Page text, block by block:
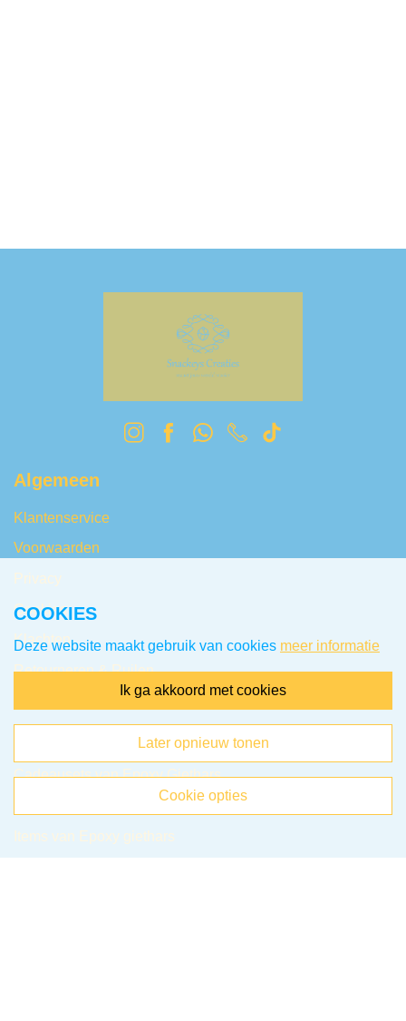
Algemeen
Klantenservice
Voorwaarden
Privacy
Cookies
Klachten
Retourneren & Ruilen
Cadeausets van Epoxy Giethars
Sieraden van Epoxy giethars
Items van Epoxy giethars
COOKIES
Deze website maakt gebruik van cookies meer informatie
ik ga akkoord met cookies
later opnieuw tonen
cookie opties